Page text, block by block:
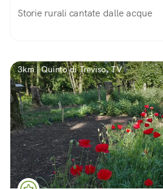
Storie rurali cantate dalle acque
3km | Quinto di Treviso, TV